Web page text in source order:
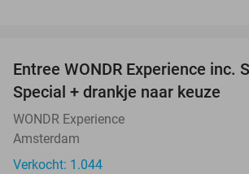
Entree WONDR Experience inc.
Special + drankje naar keuze
WONDR Experience
Amsterdam
Verkocht: 1.044